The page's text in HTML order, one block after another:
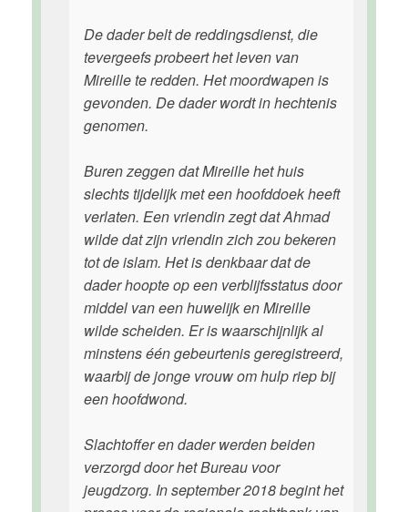
De dader belt de reddingsdienst, die
tevergeefs probeert het leven van
Mireille te redden. Het moordwapen is
gevonden. De dader wordt in hechtenis
genomen.
Buren zeggen dat Mireille het huis
slechts tijdelijk met een hoofddoek heeft
verlaten. Een vriendin zegt dat Ahmad
wilde dat zijn vriendin zich zou bekeren
tot de islam. Het is denkbaar dat de
dader hoopte op een verblijfsstatus door
middel van een huwelijk en Mireille
wilde scheiden. Er is waarschijnlijk al
minstens één gebeurtenis geregistreerd,
waarbij de jonge vrouw om hulp riep bij
een hoofdwond.
Slachtoffer en dader werden beiden
verzorgd door het Bureau voor
jeugdzorg. In september 2018 begint het